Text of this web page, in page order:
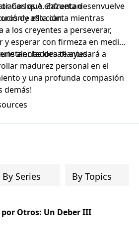
que enfrentan
y aflicción.
Carlos A. Zazueta desenvuelve
de esta carta mientras
a los creyentes a perseverar,
y esperar con firmeza en medio
desafiantes.
alentadora te ayudará a
madurez personal en el
y una profunda compasión
demás!
By Series By Topics
Otros: Un Deber III